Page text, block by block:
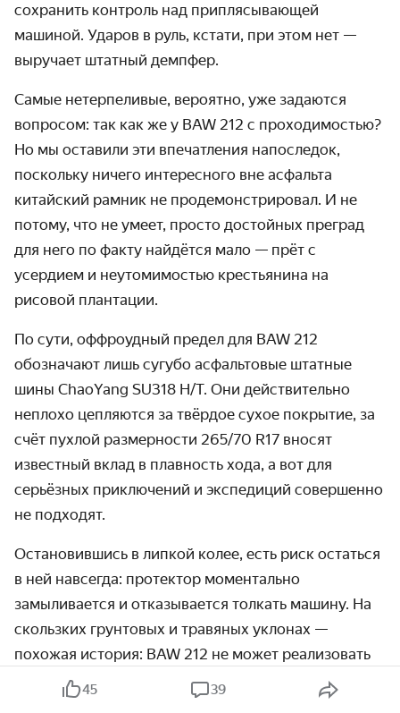
сохранить контроль над приплясывающей
машиной. Ударов в руль, кстати, при этом нет —
выручает штатный демпфер.
Самые нетерпеливые, вероятно, уже задаются
вопросом: так как же у BAW 212 с проходимостью?
Но мы оставили эти впечатления напоследок,
поскольку ничего интересного вне асфальта
китайский рамник не продемонстрировал. И не
потому, что не умеет, просто достойных преград
для него по факту найдётся мало — прёт с
усердием и неутомимостью крестьянина на
рисовой плантации.
По сути, оффроудный предел для BAW 212
обозначают лишь сугубо асфальтовые штатные
шины ChaoYang SU318 H/T. Они действительно
неплохо цепляются за твёрдое сухое покрытие, за
счёт пухлой размерности 265/70 R17 вносят
известный вклад в плавность хода, а вот для
серьёзных приключений и экспедиций совершенно
не подходят.
Остановившись в липкой колее, есть риск остаться
в ней навсегда: протектор моментально
замыливается и отказывается толкать машину. На
скользких грунтовых и травяных уклонах —
похожая история: BAW 212 не может реализовать
солидный тяговый потенциал, поскольку ему не
хватает надёжного контакта в любой из четырёх
45 39